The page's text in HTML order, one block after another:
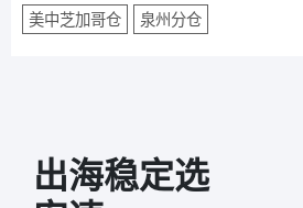
美中芝加哥仓 泉州分仓
出海稳定选